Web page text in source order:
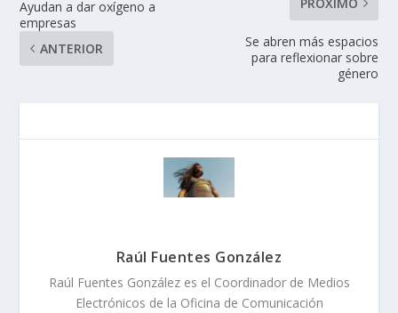
Ayudan a dar oxígeno a
empresas
ANTERIOR
Se abren más espacios
para reflexionar sobre
género
Raúl Fuentes González
Raúl Fuentes González es el Coordinador de Medios
Electrónicos de la Oficina de Comunicación